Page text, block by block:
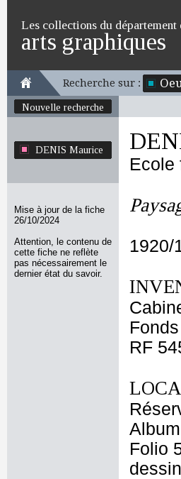
Les collections du département
arts graphiques
Recherche sur :
Nouvelle recherche
DENIS Maurice
Mise à jour de la fiche
26/10/2024
Attention, le contenu de
cette fiche ne reflète
pas nécessairement le
dernier état du savoir.
Ecole
1920/
RF
Folio